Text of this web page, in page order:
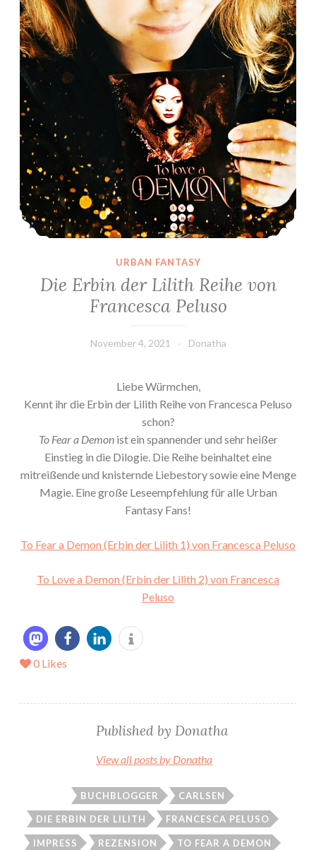
URBAN FANTASY
Die Erbin der Lilith Reihe von
Francesca Peluso
November 4, 2021 Donatha
Liebe Würmchen,
Kennt ihr die Erbin der Lilith Reihe von Francesca Peluso
schon?
To Fear a Demonist ein spannender und sehr heißer
Einstieg in die Dilogie. Die Reihe beinhaltet eine
mitreißende und knisternde Liebestory sowie eine Menge
Magie. Eine große Leseempfehlung für alle Urban
Fantasy Fans!
To Fear a Demon (Erbin der Lilith 1) von Francesca Peluso
To Love a Demon (Erbin der Lilith 2) von Francesca
Peluso
0 Likes
Published by Donatha
View all posts by Donatha
BUCHBLOGGER CARLSEN
DIE ERBIN DER LILITH FRANCESCA PELUSO
IMPRESS REZENSION TO FEAR A DEMON